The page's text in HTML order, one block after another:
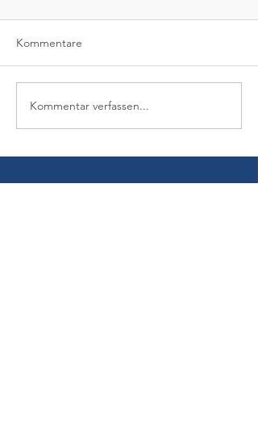
Kommentare
Kommentar verfassen...